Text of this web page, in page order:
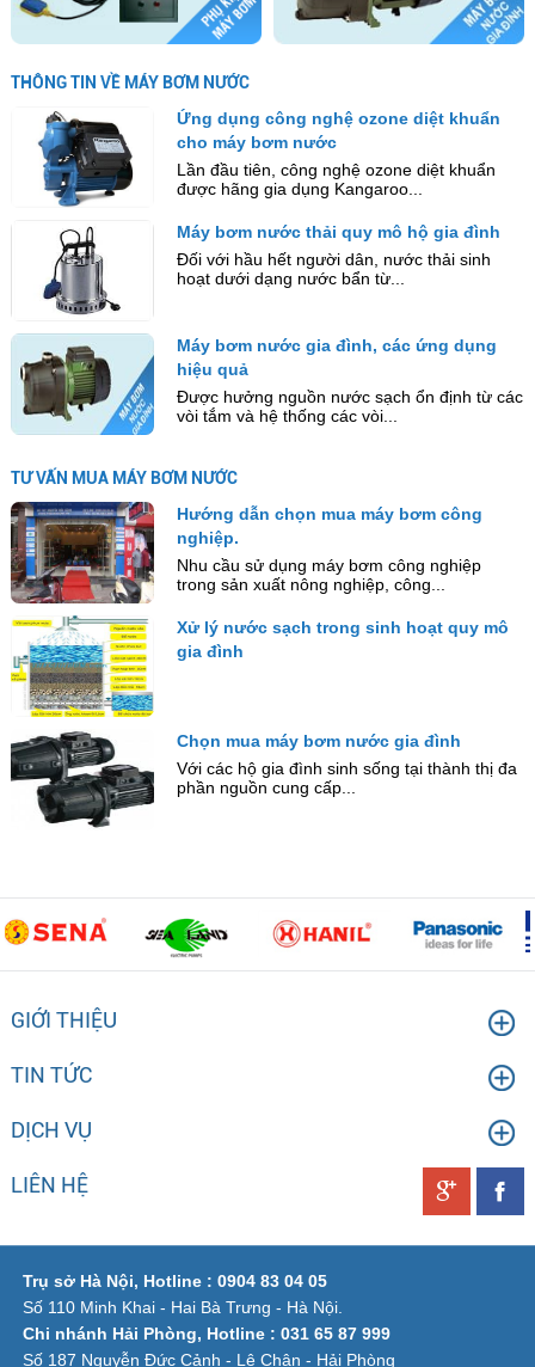
THÔNG TIN VỀ MÁY BƠM NƯỚC
Ứng dụng công nghệ ozone diệt khuẩn
cho máy bơm nước
Lần đầu tiên, công nghệ ozone diệt khuẩn
được hãng gia dụng Kangaroo...
Máy bơm nước thải quy mô hộ gia đình
Đối với hầu hết người dân, nước thải sinh
hoạt dưới dạng nước bẩn từ...
Máy bơm nước gia đình, các ứng dụng
hiệu quả
Được hưởng nguồn nước sạch ổn định từ các
vòi tắm và hệ thống các vòi...
TƯ VẤN MUA MÁY BƠM NƯỚC
Hướng dẫn chọn mua máy bơm công
nghiệp.
Nhu cầu sử dụng máy bơm công nghiệp
trong sản xuất nông nghiệp, công...
Xử lý nước sạch trong sinh hoạt quy mô
gia đình
Chọn mua máy bơm nước gia đình
Với các hộ gia đình sinh sống tại thành thị đa
phần nguồn cung cấp...
GIỚI THIỆU
TIN TỨC
DỊCH VỤ
LIÊN HỆ
Trụ sở Hà Nội, Hotline : 0904 83 04 05
Số 110 Minh Khai - Hai Bà Trưng - Hà Nội.
Chi nhánh Hải Phòng, Hotline : 031 65 87 999
Số 187 Nguyễn Đức Cảnh - Lê Chân - Hải Phòng